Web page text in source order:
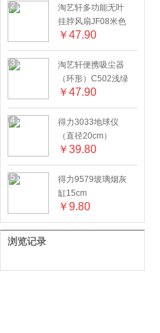
2
淘艺轩多功能无叶
挂脖风扇JF08米色
￥47.90
3
淘艺轩便携吸尘器
（环形）C502浅绿
色
￥47.90
4
得力3033地球仪
（直径20cm）
￥39.80
5
得力9579玻璃烟灰
缸15cm
￥9.80
浏览记录